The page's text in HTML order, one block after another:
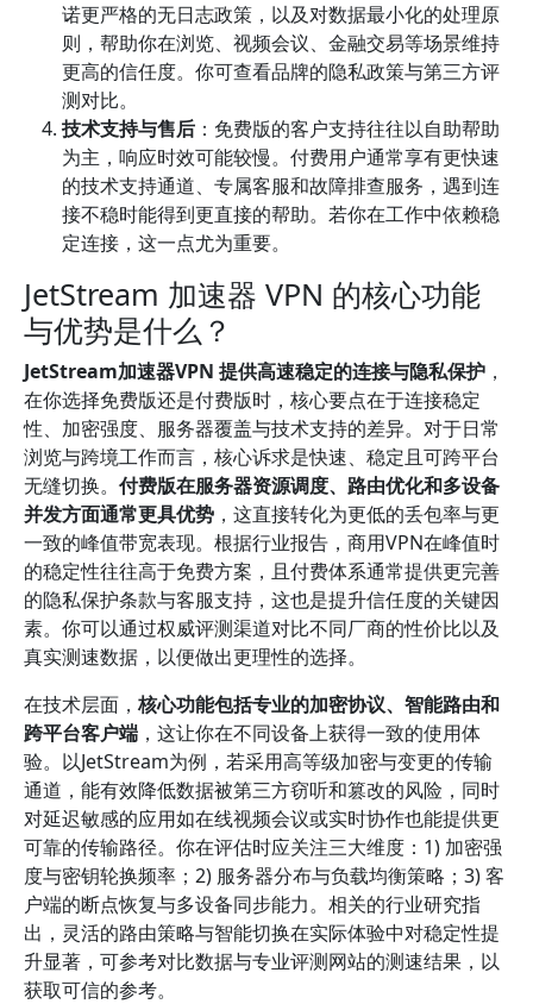
诺更严格的无日志政策，以及对数据最小化的处理原
则，帮助你在浏览、视频会议、金融交易等场景维持
更高的信任度。你可查看品牌的隐私政策与第三方评
测对比。
技术支持与售后 ：免费版的客户支持往往以自助帮助
为主，响应时效可能较慢。付费用户通常享有更快速
的技术支持通道、专属客服和故障排查服务，遇到连
接不稳时能得到更直接的帮助。若你在工作中依赖稳
定连接，这一点尤为重要。
JetStream 加速器 VPN 的核心功能
与优势是什么？
JetStream加速器VPN 提供高速稳定的连接与隐私保护 ，
在你选择免费版还是付费版时，核心要点在于连接稳定
性、加密强度、服务器覆盖与技术支持的差异。对于日常
浏览与跨境工作而言，核心诉求是快速、稳定且可跨平台
无缝切换。 付费版在服务器资源调度、路由优化和多设备
并发方面通常更具优势 ，这直接转化为更低的丢包率与更
一致的峰值带宽表现。根据行业报告，商用VPN在峰值时
的稳定性往往高于免费方案，且付费体系通常提供更完善
的隐私保护条款与客服支持，这也是提升信任度的关键因
素。你可以通过权威评测渠道对比不同厂商的性价比以及
真实测速数据，以便做出更理性的选择。
在技术层面， 核心功能包括专业的加密协议、智能路由和
跨平台客户端 ，这让你在不同设备上获得一致的使用体
验。以JetStream为例，若采用高等级加密与变更的传输
通道，能有效降低数据被第三方窃听和篡改的风险，同时
对延迟敏感的应用如在线视频会议或实时协作也能提供更
可靠的传输路径。你在评估时应关注三大维度：1) 加密强
度与密钥轮换频率；2) 服务器分布与负载均衡策略；3) 客
户端的断点恢复与多设备同步能力。相关的行业研究指
出，灵活的路由策略与智能切换在实际体验中对稳定性提
升显著，可参考对比数据与专业评测网站的测速结果，以
获取可信的参考。